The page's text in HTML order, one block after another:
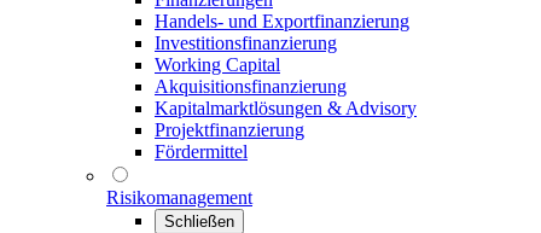
Handels- und Exportfinanzierung
Investitionsfinanzierung
Working Capital
Akquisitionsfinanzierung
Kapitalmarktlösungen & Advisory
Projektfinanzierung
Fördermittel
Risikomanagement
Schließen